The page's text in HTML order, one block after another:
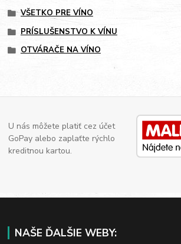
VŠETKO PRE VÍNO
PRÍSLUŠENSTVO K VÍNU
OTVÁRAČE NA VÍNO
U nás môžete platiť cez účet
GoPay alebo zaplaťte rýchlo
kreditnou kartou.
NAŠE ĎALŠIE WEBY: